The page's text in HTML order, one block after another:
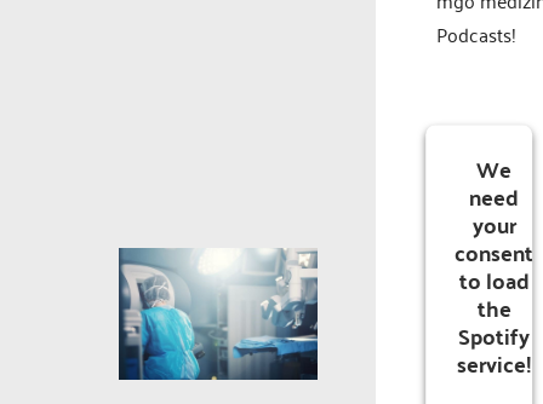
Podcasts!
We
need
your
consent
to load
the
Spotify
service!